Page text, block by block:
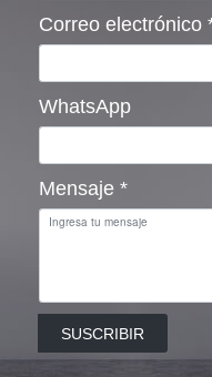
Correo electrónico
WhatsApp
Mensaje *
SUSCRIBIR